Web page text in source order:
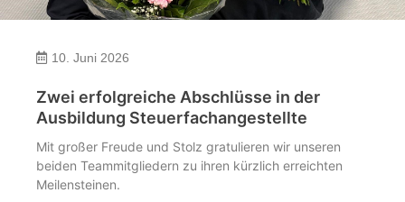
10. Juni 2026
Zwei erfolgreiche Abschlüsse in der
Ausbildung Steuerfachangestellte
Mit großer Freude und Stolz gratulieren wir unseren
beiden Teammitgliedern zu ihren kürzlich erreichten
Meilensteinen.